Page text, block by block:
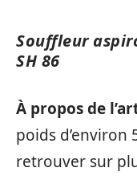
Souffleur
SH 86
À propos de
poids d’environ
retrouver sur